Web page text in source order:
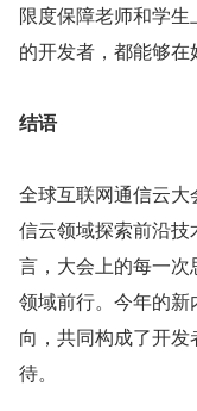
限度保障老师和学
的开发者，都能够在
结语
全球互联网通信云
信云领域探索前沿
言，大会上的每一
领域前行。今年的
向，共同构成了开
待。